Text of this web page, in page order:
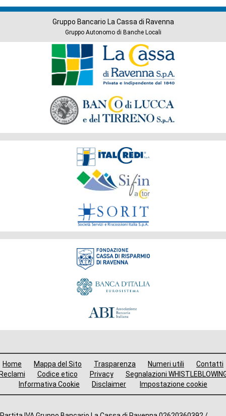
Gruppo Bancario La Cassa di Ravenna
Gruppo Autonomo di Banche Locali
Fondazione
Home Mappa del Sito Trasparenza Numeri utili
Contatti
Codice etico Privacy
Segnalazioni
Informativa Cookie
Disclaimer Impostazione cookie